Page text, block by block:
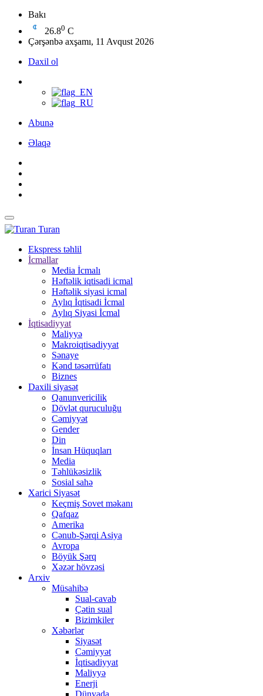
Bakı
26.80 C
Çərşənbə axşamı, 11 Avqust 2026
Daxil ol
Abunə
Əlaqə
Turan
Ekspress təhlil
İcmallar
Media İcmalı
Həftəlik iqtisadi icmal
Həftəlik siyasi icmal
Aylıq İqtisadi İcmal
Aylıq Siyasi İcmal
İqtisadiyyat
Maliyyə
Makroiqtisadiyyat
Sənaye
Kənd təsərrüfatı
Biznes
Daxili siyasət
Qanunvericilik
Dövlət quruculuğu
Cəmiyyət
Gender
Din
İnsan Hüquqları
Media
Təhlükəsizlik
Sosial sahə
Xarici Siyasət
Keçmiş Sovet məkanı
Qafqaz
Amerika
Cənub-Şərqi Asiya
Avropa
Böyük Şərq
Xəzər hövzəsi
Arxiv
Müsahibə
Sual-cavab
Çətin sual
Bizimkiler
Xəbərlər
Siyasət
Cəmiyyət
İqtisadiyyat
Maliyyə
Enerji
Dünyada